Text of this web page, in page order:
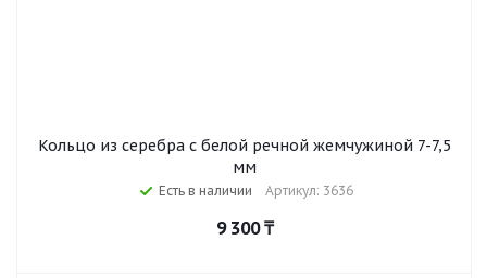
Кольцо из серебра с белой речной жемчужиной 7-7,5
мм
Есть в наличии Артикул: 3636
9 300₸